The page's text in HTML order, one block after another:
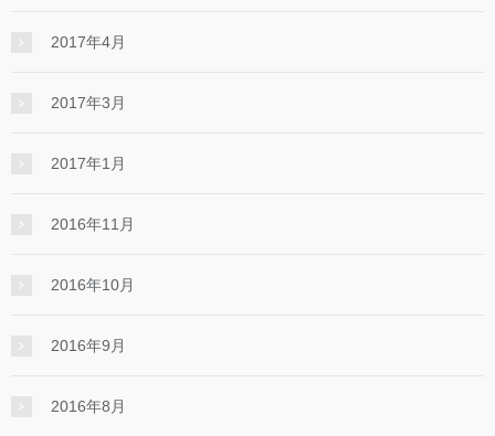
2017年4月
2017年3月
2017年1月
2016年11月
2016年10月
2016年9月
2016年8月